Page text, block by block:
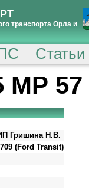
транспорта Орла и
МР 57
Гришина Н.В.
(Ford Transit)